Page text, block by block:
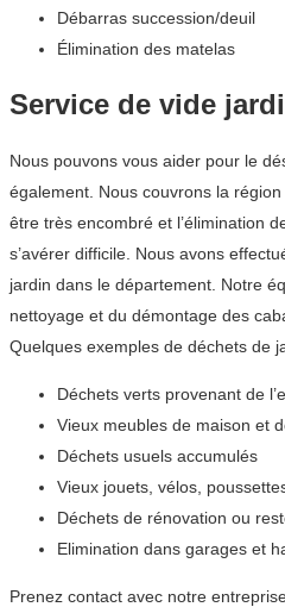
Débarras succession/deuil
Élimination des matelas
Service de vide
Nous pouvons vous aider pour le
également. Nous couvrons la
être très encombré et l’élimination
s’avérer difficile. Nous avons
jardin dans le département. Notre
nettoyage et du démontage des
Quelques exemples de déchets de
Déchets verts provenant de
Vieux meubles de maison et
Déchets usuels accumulés
Vieux jouets, vélos,
Déchets de rénovation ou
Elimination dans garages et
Prenez contact avec notre